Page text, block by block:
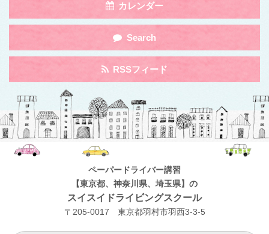
Toggle
navigation
by
カレンダー
Toggle
navigation
by
Search
Toggle
navigation
by
Category
RSSフィード
ペーパードライバー講習
【東京都、神奈川県、埼玉県】の
スイスイドライビングスクール
〒205-0017 東京都羽村市羽西3-3-5